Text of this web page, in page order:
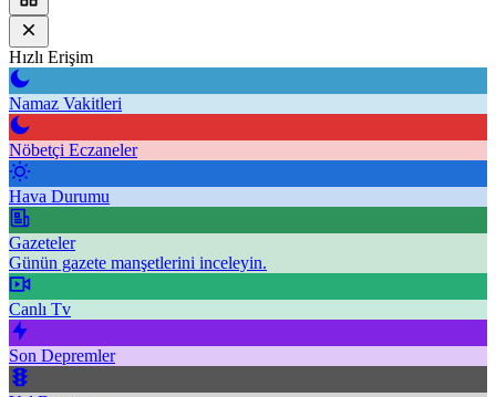
Hızlı Erişim
Namaz Vakitleri
Nöbetçi Eczaneler
Hava Durumu
Gazeteler
Günün gazete manşetlerini inceleyin.
Canlı Tv
Son Depremler